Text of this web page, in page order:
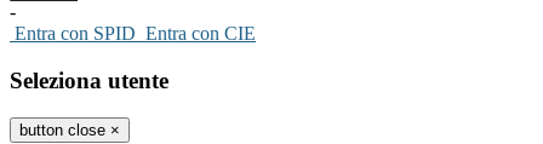
-
Entra con SPID Entra con CIE
Seleziona utente
button close ×